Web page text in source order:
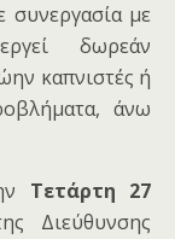
συνεργασία με
δωρεάν
καπνιστές ή
άνω
Τετάρτη 27
Διεύθυνσης